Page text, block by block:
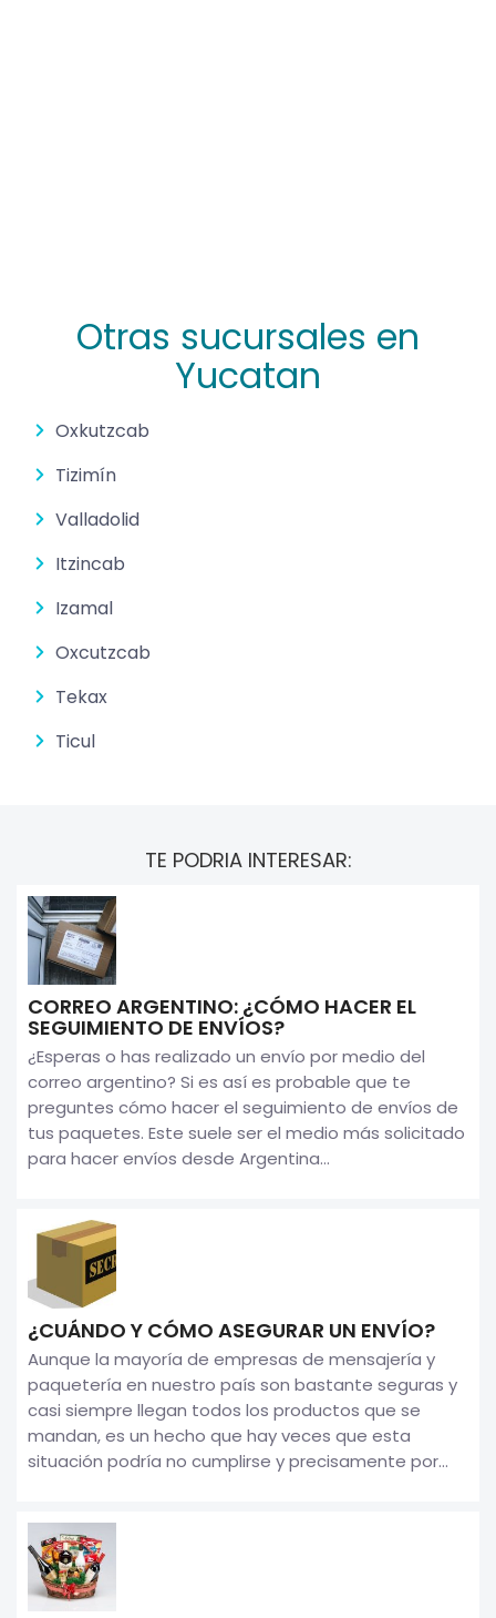
Otras sucursales en
Yucatan
Oxkutzcab
Tizimín
Valladolid
Itzincab
Izamal
Oxcutzcab
Tekax
Ticul
TE PODRIA INTERESAR:
CORREO ARGENTINO: ¿CÓMO HACER EL
SEGUIMIENTO DE ENVÍOS?
¿Esperas o has realizado un envío por medio del
correo argentino? Si es así es probable que te
preguntes cómo hacer el seguimiento de envíos de
tus paquetes. Este suele ser el medio más solicitado
para hacer envíos desde Argentina...
¿CUÁNDO Y CÓMO ASEGURAR UN ENVÍO?
Aunque la mayoría de empresas de mensajería y
paquetería en nuestro país son bastante seguras y
casi siempre llegan todos los productos que se
mandan, es un hecho que hay veces que esta
situación podría no cumplirse y precisamente por...